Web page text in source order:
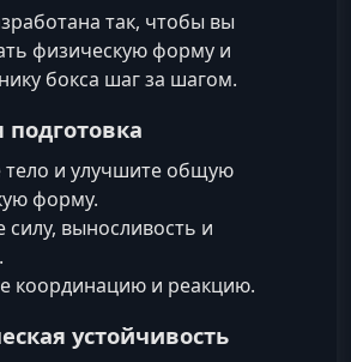
так, чтобы вы
физическую форму и
бокса шаг за шагом.
тело и улучшите общую
форму.
силу, выносливость и
координацию и реакцию.
устойчивость